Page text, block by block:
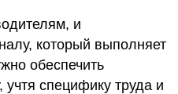
и
который выполняет
обеспечить
специфику труда и